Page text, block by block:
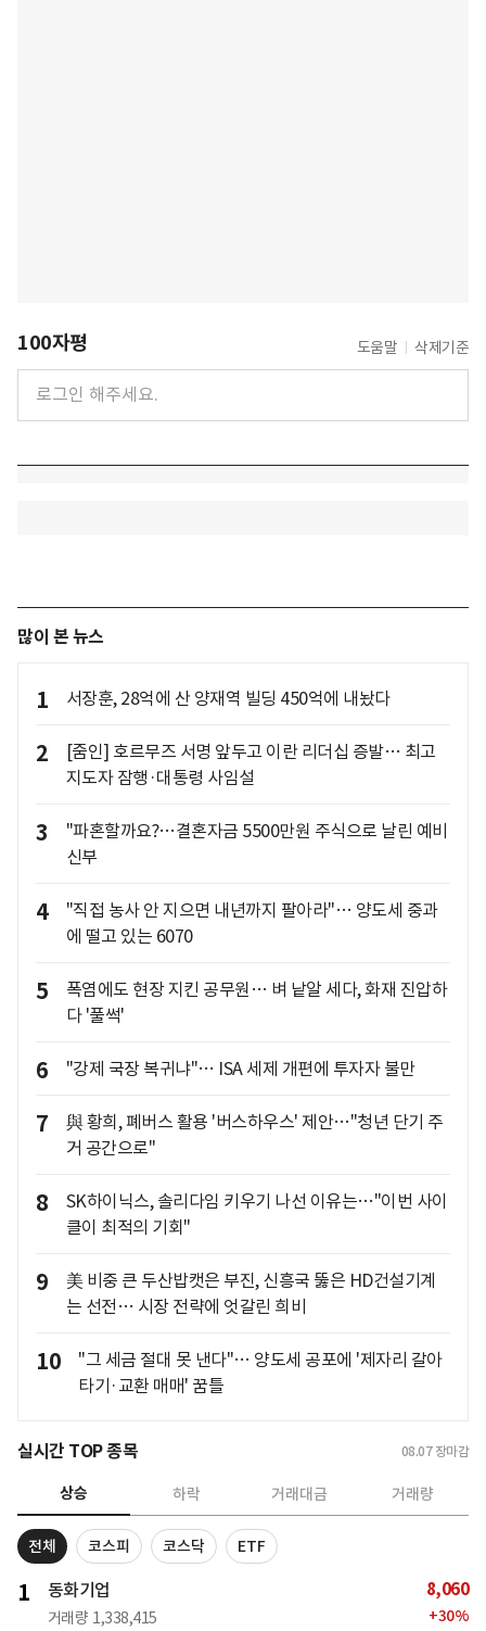
100자평 도움말 삭제기준
많이 본 뉴스
1 서장훈, 28억에 산 양재역 빌딩 450억에 내놨다
2
[줌인] 호르무즈 서명 앞두고 이란 리더십 증발… 최고
지도자 잠행·대통령 사임설
3
"파혼할까요?…결혼자금 5500만원 주식으로 날린 예비
신부
4
"직접 농사 안 지으면 내년까지 팔아라"… 양도세 중과
에 떨고 있는 6070
5
폭염에도 현장 지킨 공무원… 벼 낱알 세다, 화재 진압하
다 '풀썩'
6 "강제 국장 복귀냐"… ISA 세제 개편에 투자자 불만
7
與 황희, 폐버스 활용 '버스하우스' 제안…"청년 단기 주
거 공간으로"
8
SK하이닉스, 솔리다임 키우기 나선 이유는…"이번 사이
클이 최적의 기회"
9
美 비중 큰 두산밥캣은 부진, 신흥국 뚫은 HD건설기계
는 선전… 시장 전략에 엇갈린 희비
10
"그 세금 절대 못 낸다"… 양도세 공포에 '제자리 갈아
타기·교환 매매' 꿈틀
실시간 TOP 종목 08.07 장마감
상승 하락 거래대금 거래량
전체 코스피 코스닥 ETF
1 동화기업
거래량 1,338,415
8,060
+30%